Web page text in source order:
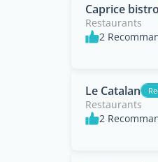
Caprice bistro
Restaurants
2
Le Catalan
Restaurants
2